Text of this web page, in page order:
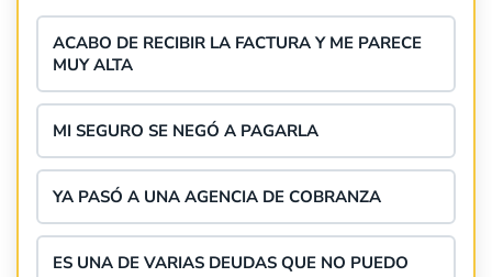
ACABO DE RECIBIR LA FACTURA Y ME PARECE
MUY ALTA
MI SEGURO SE NEGÓ A PAGARLA
YA PASÓ A UNA AGENCIA DE COBRANZA
ES UNA DE VARIAS DEUDAS QUE NO PUEDO